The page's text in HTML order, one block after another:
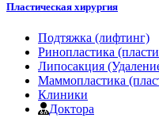
Пластическая хирургия
Подтяжка (лифтинг)
Ринопластика
Липосакция
Маммопластика
Клиники
Доктора